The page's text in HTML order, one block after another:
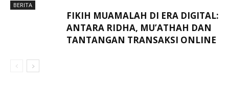
BERITA
FIKIH MUAMALAH DI ERA DIGITAL:
ANTARA RIDHA, MU’ATHAH DAN
TANTANGAN TRANSAKSI ONLINE